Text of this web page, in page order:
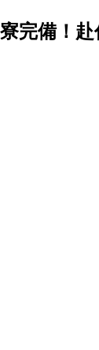
完備！